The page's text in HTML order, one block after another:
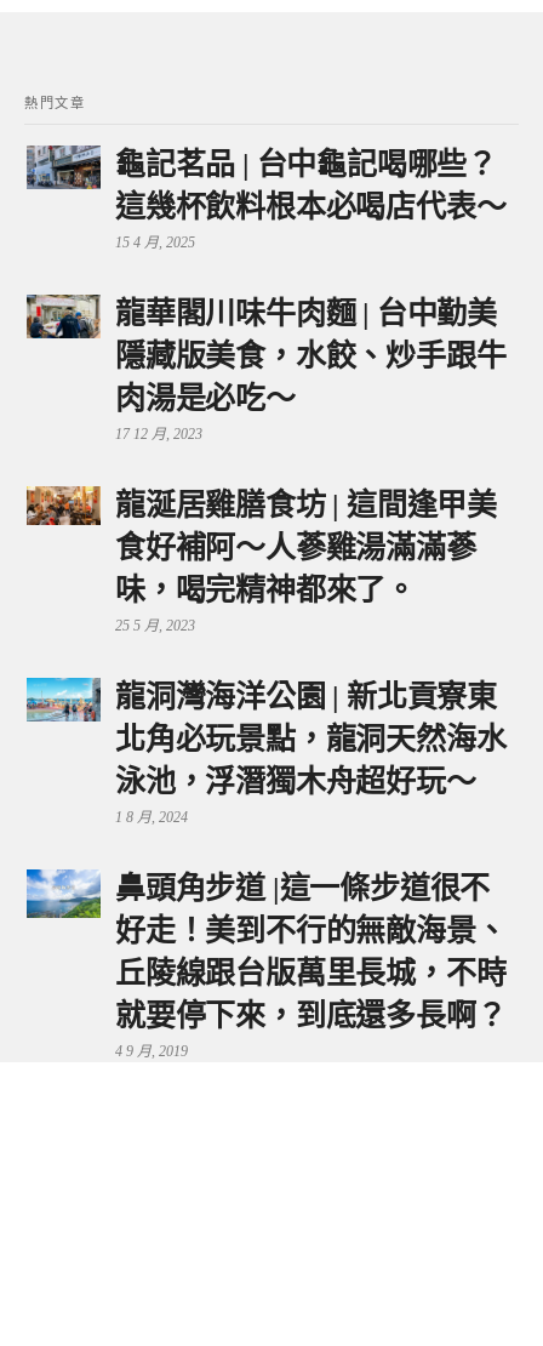
熱門文章
龜記茗品 | 台中龜記喝哪些？
這幾杯飲料根本必喝店代表～
15 4 月, 2025
龍華閣川味牛肉麵 | 台中勤美
隱藏版美食，水餃、炒手跟牛
肉湯是必吃～
17 12 月, 2023
龍涎居雞膳食坊 | 這間逢甲美
食好補阿～人蔘雞湯滿滿蔘
味，喝完精神都來了。
25 5 月, 2023
龍洞灣海洋公園 | 新北貢寮東
北角必玩景點，龍洞天然海水
泳池，浮潛獨木舟超好玩～
1 8 月, 2024
鼻頭角步道 |這一條步道很不
好走！美到不行的無敵海景、
丘陵線跟台版萬里長城，不時
就要停下來，到底還多長啊？
4 9 月, 2019